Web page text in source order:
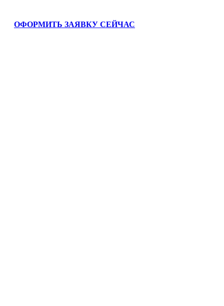
ОФОРМИТЬ ЗАЯВКУ СЕЙЧАС